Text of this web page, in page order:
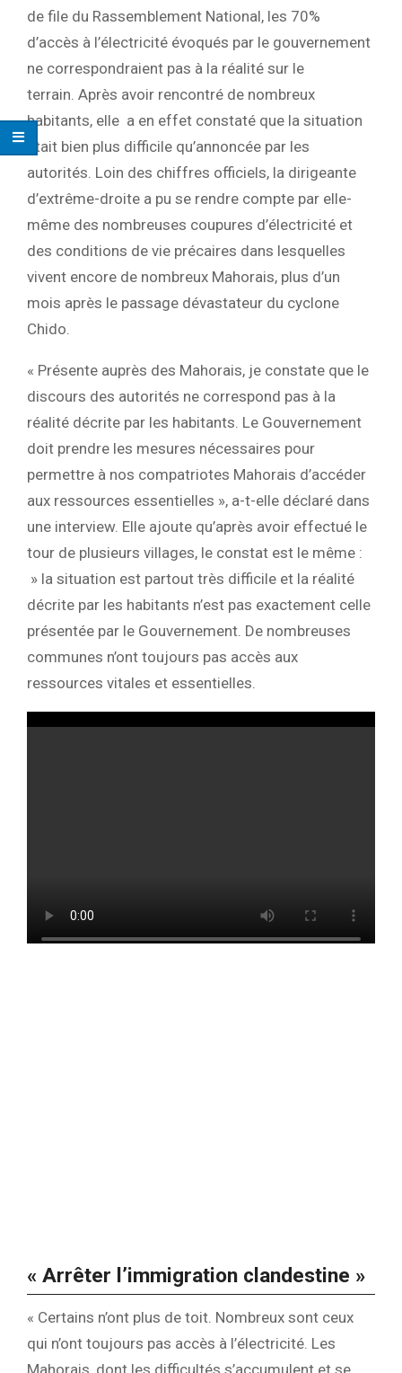
de file du Rassemblement National, les 70%
d’accès à l’électricité évoqués par le gouvernement
ne correspondraient pas à la réalité sur le
terrain. Après avoir rencontré de nombreux
habitants, elle a en effet constaté que la situation
était bien plus difficile qu’annoncée par les
autorités. Loin des chiffres officiels, la dirigeante
d’extrême-droite a pu se rendre compte par elle-
même des nombreuses coupures d’électricité et
des conditions de vie précaires dans lesquelles
vivent encore de nombreux Mahorais, plus d’un
mois après le passage dévastateur du cyclone
Chido.
« Présente auprès des Mahorais, je constate que le
discours des autorités ne correspond pas à la
réalité décrite par les habitants. Le Gouvernement
doit prendre les mesures nécessaires pour
permettre à nos compatriotes Mahorais d’accéder
aux ressources essentielles », a-t-elle déclaré dans
une interview. Elle ajoute qu’après avoir effectué le
tour de plusieurs villages, le constat est le même :
» la situation est partout très difficile et la réalité
décrite par les habitants n’est pas exactement celle
présentée par le Gouvernement. De nombreuses
communes n’ont toujours pas accès aux
ressources vitales et essentielles.
« Arrêter l’immigration clandestine »
« Certains n’ont plus de toit. Nombreux sont ceux
qui n’ont toujours pas accès à l’électricité. Les